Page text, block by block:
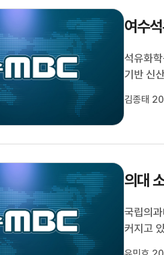
여수
석유화
기반 신
도약 지
김종태
의대
국립의
커지고